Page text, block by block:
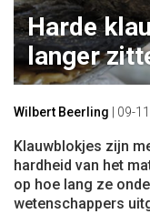
Harde
langer
Wilbert Beerling 09-
Klauwblokjes zijn
hardheid van het
op hoe lang ze
wetenschappers